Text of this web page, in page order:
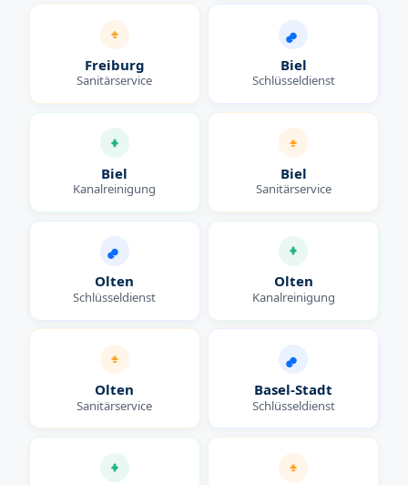
Freiburg
Sanitärservice
Biel
Schlüsseldienst
Biel
Kanalreinigung
Biel
Sanitärservice
Olten
Schlüsseldienst
Olten
Kanalreinigung
Olten
Sanitärservice
Basel-Stadt
Schlüsseldienst